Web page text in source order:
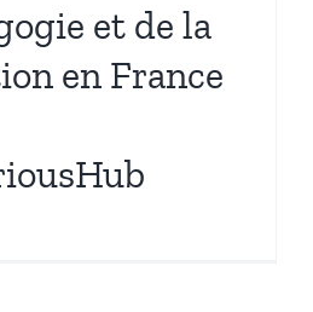
et de la
en France